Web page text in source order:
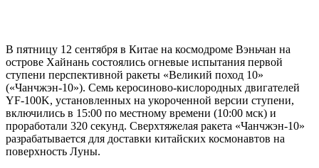
В пятницу 12 сентября в Китае на космодроме Вэньчан на
острове Хайнань состоялись огневые испытания первой
ступени перспективной ракеты «Великий поход 10»
(«Чанчжэн-10»). Семь керосиново-кислородных двигателей
YF-100K, установленных на укороченной версии ступени,
включились в 15:00 по местному времени (10:00 мск) и
проработали 320 секунд. Сверхтяжелая ракета «Чанчжэн-10»
разрабатывается для доставки китайских космонавтов на
поверхность Луны.